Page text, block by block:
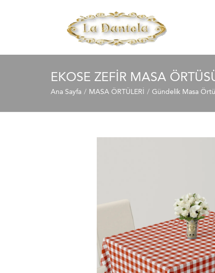
EKOSE ZEFIR MASA
Ana Sayfa MASA ÖRTÜLERİ Gündelik Masa